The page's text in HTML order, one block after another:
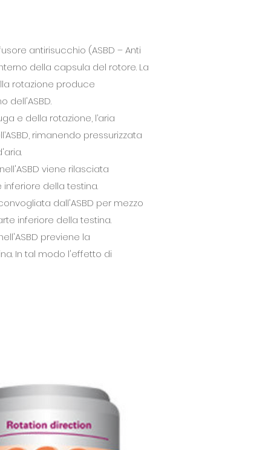
antirisucchio (ASBD – Anti
della capsula del rotore. La
rotazione produce
dell'ASBD.
e della rotazione, l’aria
rimanendo pressurizzata
viene rilasciata
della testina.
dall'ASBD per mezzo
inferiore della testina.
previene la
In tal modo l'effetto di